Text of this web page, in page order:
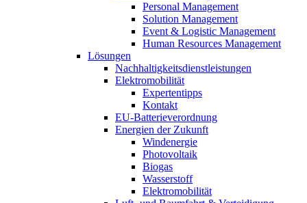
Personal Management
Solution Management
Event & Logistic Management
Human Resources Management
Lösungen
Nachhaltigkeitsdienstleistungen
Elektromobilität
Expertentipps
Kontakt
EU-Batterieverordnung
Energien der Zukunft
Windenergie
Photovoltaik
Biogas
Wasserstoff
Elektromobilität